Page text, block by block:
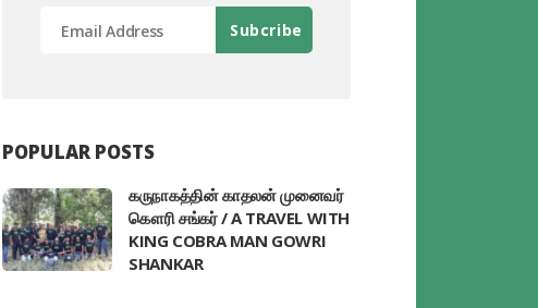
POPULAR POSTS
கருநாகத்தின் காதலன் முனைவர்
கௌரி சங்கர் / A TRAVEL WITH
KING COBRA MAN GOWRI
SHANKAR